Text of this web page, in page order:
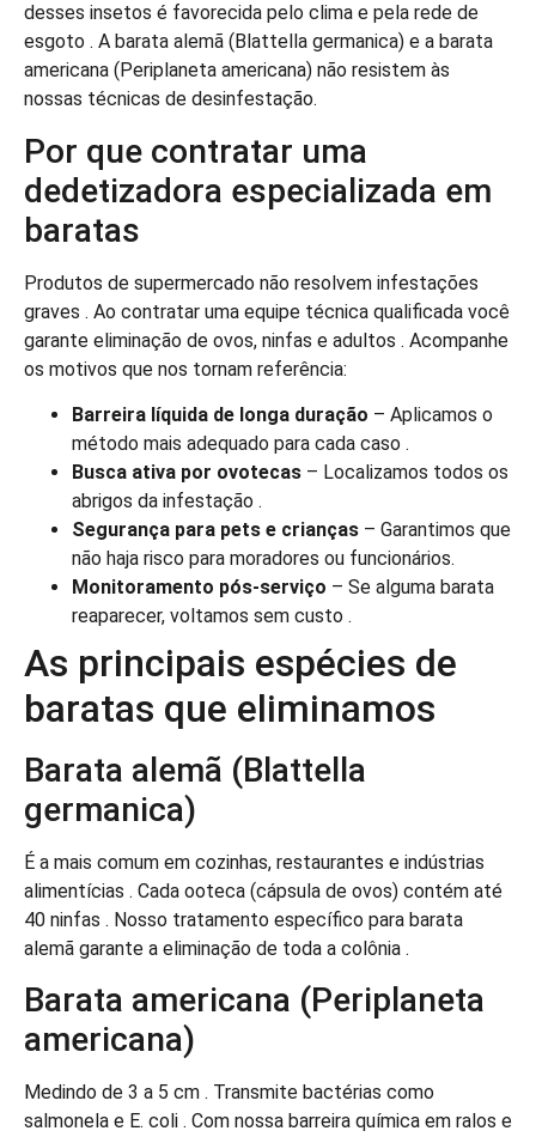
desses insetos é favorecida pelo clima e pela rede de
esgoto . A barata alemã (Blattella germanica) e a barata
americana (Periplaneta americana) não resistem às
nossas técnicas de desinfestação.
Por que contratar uma
dedetizadora especializada em
baratas
Produtos de supermercado não resolvem infestações
graves . Ao contratar uma equipe técnica qualificada você
garante eliminação de ovos, ninfas e adultos . Acompanhe
os motivos que nos tornam referência:
Barreira líquida de longa duração – Aplicamos o
método mais adequado para cada caso .
Busca ativa por ovotecas – Localizamos todos os
abrigos da infestação .
Segurança para pets e crianças – Garantimos que
não haja risco para moradores ou funcionários.
Monitoramento pós-serviço – Se alguma barata
reaparecer, voltamos sem custo .
As principais espécies de
baratas que eliminamos
Barata alemã (Blattella
germanica)
É a mais comum em cozinhas, restaurantes e indústrias
alimentícias . Cada ooteca (cápsula de ovos) contém até
40 ninfas . Nosso tratamento específico para barata
alemã garante a eliminação de toda a colônia .
Barata americana (Periplaneta
americana)
Medindo de 3 a 5 cm . Transmite bactérias como
salmonela e E. coli . Com nossa barreira química em ralos e